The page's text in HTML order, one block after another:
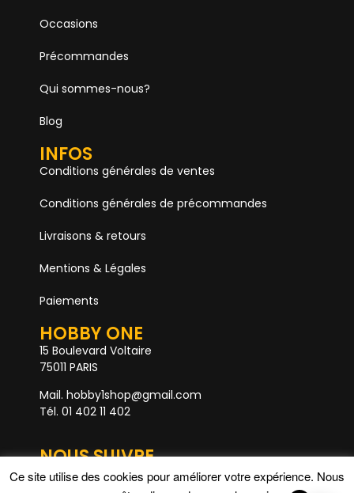
Occasions
Précommandes
Qui sommes-nous?
Blog
INFOS
Conditions générales de ventes
Conditions générales de précommandes
Livraisons & retours
Mentions & Légales
Paiements
HOBBY ONE
15 Boulevard Voltaire
75011 PARIS
Mail. hobby1shop@gmail.com
Tél. 01 402 11 402
NOUS SUIVRE
Ce site utilise des cookies pour améliorer votre expérience. Nous